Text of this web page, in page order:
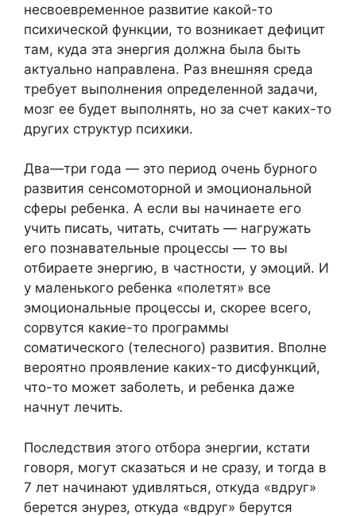
несвоевременное развитие какой-то
психической функции, то возникает дефицит
там, куда эта энергия должна была быть
актуально направлена. Раз внешняя среда
требует выполнения определенной задачи,
мозг ее будет выполнять, но за счет каких-то
других структур психики.
Два—три года — это период очень бурного
развития сенсомоторной и эмоциональной
сферы ребенка. А если вы начинаете его
учить писать, читать, считать — нагружать
его познавательные процессы — то вы
отбираете энергию, в частности, у эмоций. И
у маленького ребенка «полетят» все
эмоциональные процессы и, скорее всего,
сорвутся какие-то программы
соматического (телесного) развития. Вполне
вероятно проявление каких-то дисфункций,
что-то может заболеть, и ребенка даже
начнут лечить.
Последствия этого отбора энергии, кстати
говоря, могут сказаться и не сразу, и тогда в
7 лет начинают удивляться, откуда «вдруг»
берется энурез, откуда «вдруг» берутся